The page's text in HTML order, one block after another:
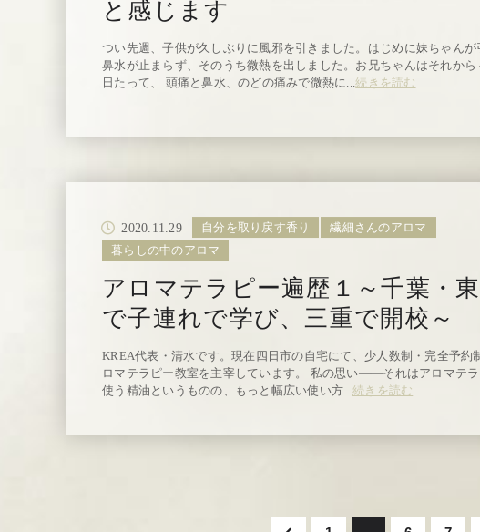
と感じます
つい先週、子供が久しぶりに風邪を引きました。はじめに妹ちゃんが
鼻水が止まらず、そのうち微熱を出しました。お兄ちゃんはそれから
日たって、 頭痛と鼻水、のどの痛みで微熱に...続きを読む
2020.11.29 自分を取り戻す香り
繊細さんのアロマ
暮らしの中のアロマ
アロマテラピー遍歴１～千葉・
で子連れで学び、三重で開校～
KREA代表・清水です。現在四日市の自宅にて、少人数制・完全予約
ロマテラピー教室を主宰しています。 私の思い――それはアロマテ
使う精油というものの、もっと幅広い使い方... 続きを読む